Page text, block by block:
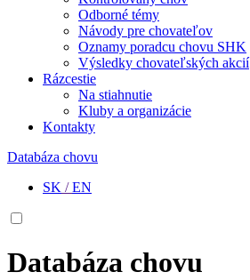
Odborné témy
Návody pre chovateľov
Oznamy poradcu chovu SHK
Výsledky chovateľských akcií
Rázcestie
Na stiahnutie
Kluby a organizácie
Kontakty
Databáza chovu
SK /EN
Databáza chovu